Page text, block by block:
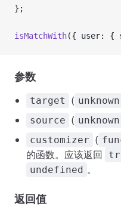
};
isMatchWith({ user: {
参数
target ( unknown
source ( unknown
customizer (
的函数。应该返回
undefined 。
返回值